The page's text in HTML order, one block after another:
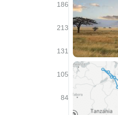
186
213
131
105
84